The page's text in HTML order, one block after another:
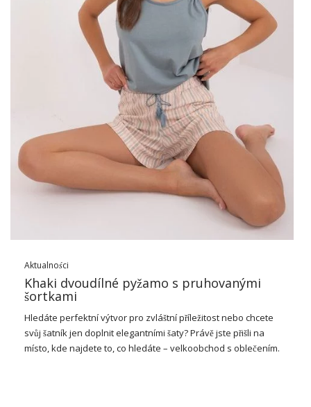
Styl a funkčnost Růžová viskózová
ležérní halenka SUBLEVEL
Neformální styl v módě se těší nezmenšené popularitě a růžová
viskózová halenka SUBLEVEL pro každodenní život dokonale
zapadá do těchto trendů. Vyrobeno …
Aktualności
Khaki dvoudílné pyžamo s pruhovanými
šortkami
Hledáte perfektní výtvor pro zvláštní příležitost nebo chcete
svůj šatník jen doplnit elegantními šaty? Právě jste přišli na
místo, kde najdete to, co hledáte – velkoobchod s oblečením.